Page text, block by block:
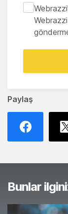
Paylaş
Bunlar